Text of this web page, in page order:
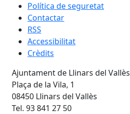
Política de seguretat
Contactar
RSS
Accessibilitat
Crèdits
Ajuntament de Llinars del Vallès
Plaça de la Vila, 1
08450 Llinars del Vallès
Tel. 93 841 27 50